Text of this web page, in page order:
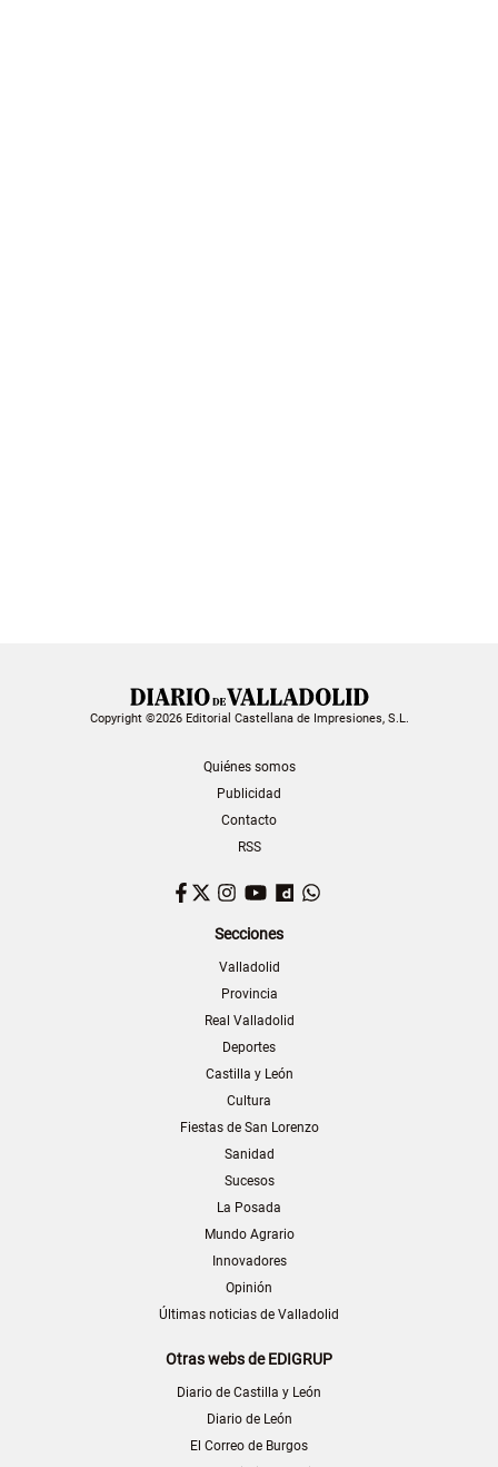
Copyright ©2026 Editorial Castellana de Impresiones, S.L.
Quiénes somos
Publicidad
Contacto
RSS
Facebook
TwitterInstagram
YouTubeDailymotion
Secciones
Valladolid
Provincia
Real Valladolid
Deportes
Castilla y León
Cultura
Fiestas de San Lorenzo
Sanidad
Sucesos
La Posada
Mundo Agrario
Innovadores
Opinión
Últimas noticias de Valladolid
Otras webs de EDIGRUP
Diario de Castilla y León
Diario de León
El Correo de Burgos